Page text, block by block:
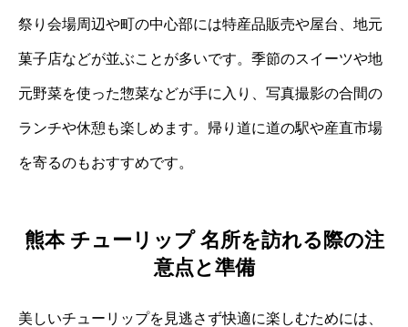
祭り会場周辺や町の中心部には特産品販売や屋台、地元
菓子店などが並ぶことが多いです。季節のスイーツや地
元野菜を使った惣菜などが手に入り、写真撮影の合間の
ランチや休憩も楽しめます。帰り道に道の駅や産直市場
を寄るのもおすすめです。
熊本 チューリップ 名所を訪れる際の注
意点と準備
美しいチューリップを見逃さず快適に楽しむためには、